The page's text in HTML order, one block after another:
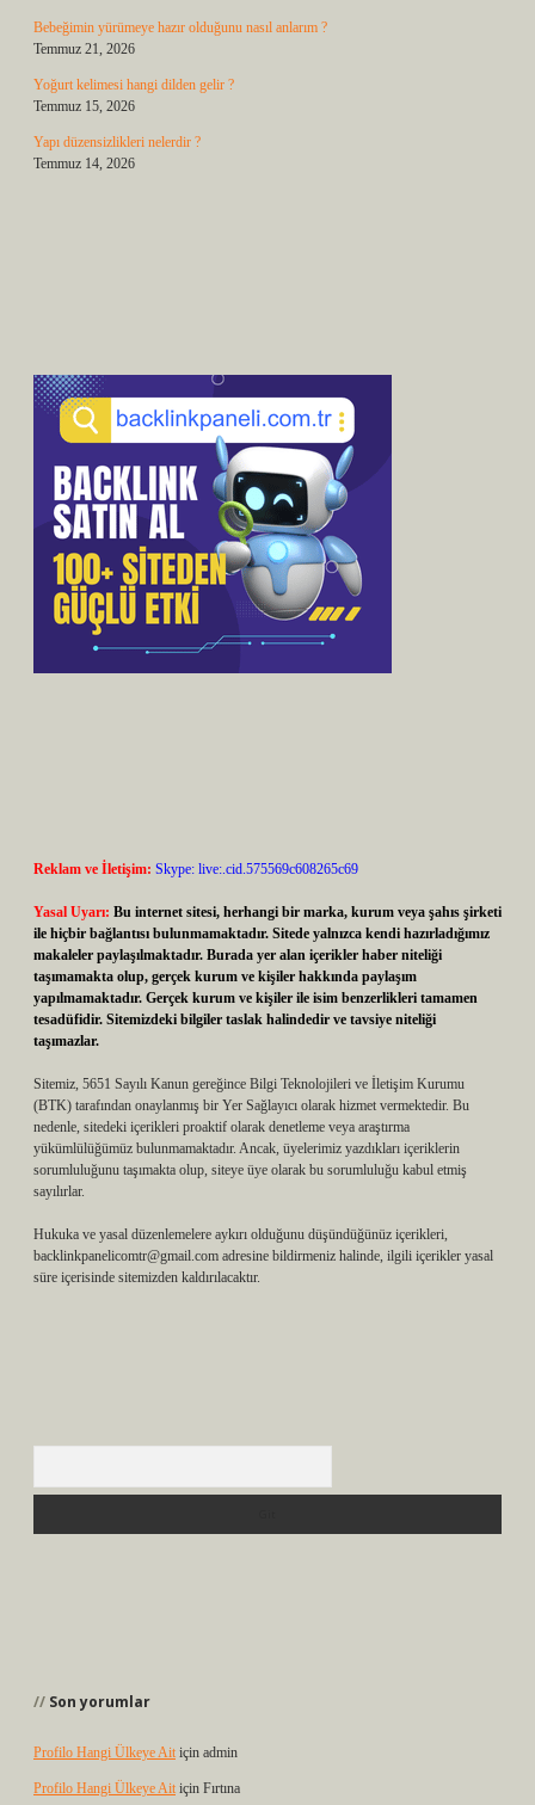
Bebeğimin yürümeye hazır olduğunu nasıl anlarım ?
Temmuz 21, 2026
Yoğurt kelimesi hangi dilden gelir ?
Temmuz 15, 2026
Yapı düzensizlikleri nelerdir ?
Temmuz 14, 2026
Reklam ve İletişim: Skype: live:.cid.575569c608265c69
Yasal Uyarı: Bu internet sitesi, herhangi bir marka, kurum veya şahıs şirketi
ile hiçbir bağlantısı bulunmamaktadır. Sitede yalnızca kendi hazırladığımız
makaleler paylaşılmaktadır. Burada yer alan içerikler haber niteliği
taşımamakta olup, gerçek kurum ve kişiler hakkında paylaşım
yapılmamaktadır. Gerçek kurum ve kişiler ile isim benzerlikleri tamamen
tesadüfidir. Sitemizdeki bilgiler taslak halindedir ve tavsiye niteliği
taşımazlar.
Sitemiz, 5651 Sayılı Kanun gereğince Bilgi Teknolojileri ve İletişim Kurumu
(BTK) tarafından onaylanmış bir Yer Sağlayıcı olarak hizmet vermektedir. Bu
nedenle, sitedeki içerikleri proaktif olarak denetleme veya araştırma
yükümlülüğümüz bulunmamaktadır. Ancak, üyelerimiz yazdıkları içeriklerin
sorumluluğunu taşımakta olup, siteye üye olarak bu sorumluluğu kabul etmiş
sayılırlar.
Hukuka ve yasal düzenlemelere aykırı olduğunu düşündüğünüz içerikleri,
backlinkpanelicomtr@gmail.com adresine bildirmeniz halinde, ilgili içerikler yasal
süre içerisinde sitemizden kaldırılacaktır.
Son yorumlar
Profilo Hangi Ülkeye Ait için admin
Profilo Hangi Ülkeye Ait için Fırtına